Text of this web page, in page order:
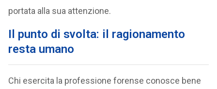
portata alla sua attenzione.
Il punto di svolta: il ragionamento
resta umano
Chi esercita la professione forense conosce bene